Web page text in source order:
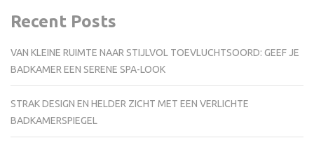
Recent Posts
VAN KLEINE RUIMTE NAAR STIJLVOL TOEVLUCHTSOORD: GEEF JE
BADKAMER EEN SERENE SPA-LOOK
STRAK DESIGN EN HELDER ZICHT MET EEN VERLICHTE
BADKAMERSPIEGEL